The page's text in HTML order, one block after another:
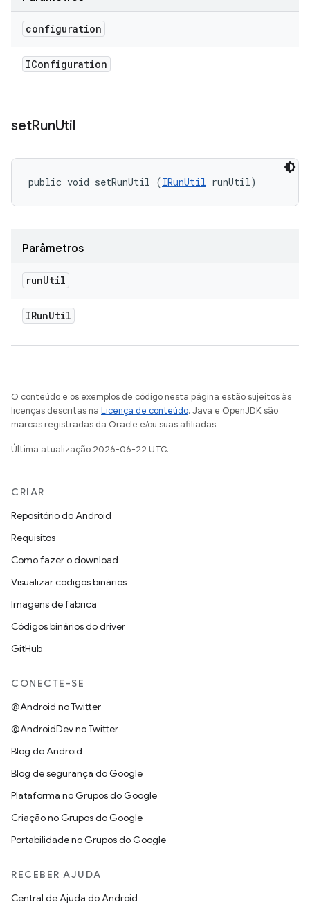
configuration
IConfiguration
setRunUtil
public void setRunUtil (IRunUtil runUtil)
Parâmetros
runUtil
IRunUtil
O conteúdo e os exemplos de código nesta página estão sujeitos às
licenças descritas na Licença de conteúdo. Java e OpenJDK são
marcas registradas da Oracle e/ou suas afiliadas.
Última atualização 2026-06-22 UTC.
CRIAR
Repositório do Android
Requisitos
Como fazer o download
Visualizar códigos binários
Imagens de fábrica
Códigos binários do driver
GitHub
CONECTE-SE
@Android no Twitter
@AndroidDev no Twitter
Blog do Android
Blog de segurança do Google
Plataforma no Grupos do Google
Criação no Grupos do Google
Portabilidade no Grupos do Google
RECEBER AJUDA
Central de Ajuda do Android